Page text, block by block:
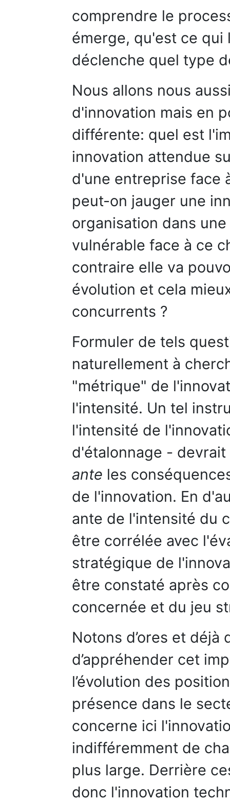
comprendre le
émerge, qu'est ce
déclenche quel type
Nous allons nous
d'innovation mais en
différente: quel est
innovation attendue
d'une entreprise face
peut-on jauger une
organisation dans
vulnérable face à ce
contraire elle va
évolution et cela
concurrents ?
Formuler de tels
naturellement à
"métrique" de
l'intensité. Un tel
l'intensité de
d'étalonnage -
ante les
de l'innovation. En
ante de l'intensité du
être corrélée avec
stratégique de
être constaté après
concernée et du jeu
Notons d’ores et déjà
d’appréhender cet
l’évolution des
présence dans le
concerne ici
indifféremment de
plus large. Derrière
donc l'innovation